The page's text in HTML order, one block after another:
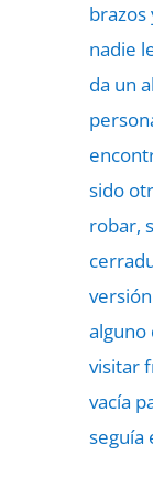
brazos
nadie
da un
sido
robar,
alguno
visitar
vacía
seguía